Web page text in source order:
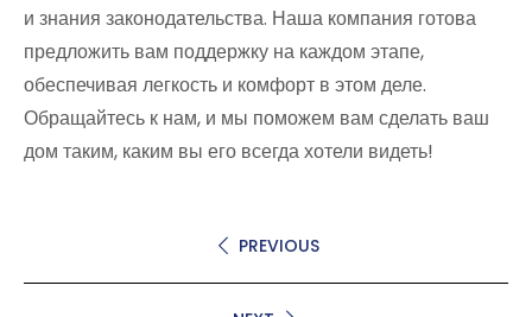
и знания законодательства. Наша компания готова
предложить вам поддержку на каждом этапе,
обеспечивая легкость и комфорт в этом деле.
Обращайтесь к нам, и мы поможем вам сделать ваш
дом таким, каким вы его всегда хотели видеть!
PREVIOUS